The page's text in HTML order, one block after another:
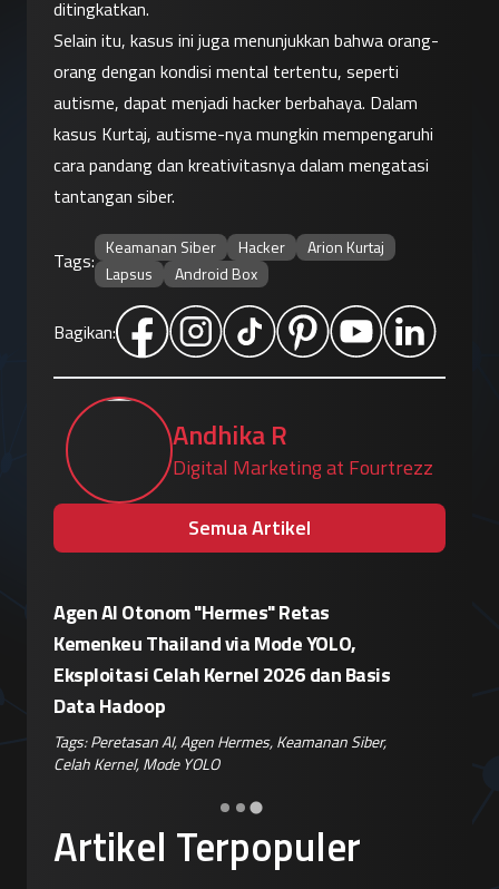
ditingkatkan.
Selain itu, kasus ini juga menunjukkan bahwa orang-
orang dengan kondisi mental tertentu, seperti
autisme, dapat menjadi hacker berbahaya. Dalam
kasus Kurtaj, autisme-nya mungkin mempengaruhi
cara pandang dan kreativitasnya dalam mengatasi
tantangan siber.
Tags:
Keamanan Siber Hacker
Arion Kurtaj
Lapsus
Android Box
Bagikan:
Andhika R
Digital Marketing at Fourtrezz
Semua Artikel
Artikel Terpopuler
Patroli Siber Polda Metro Jaya Netralisir
Kampanye Disinformasi Hoaks di TikTok
Jelang 17 Agustus
Tags:Disinformasi TikTok
Hoaks, Risiko Digital, Reputasi Merek